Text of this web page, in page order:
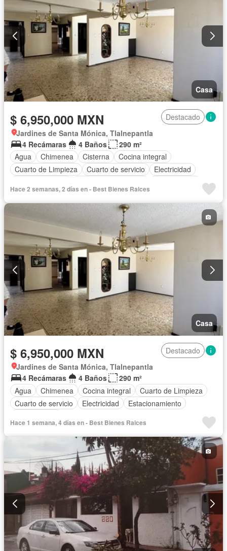
Casa
$ 6,950,000 MXN
Destacado
Jardines de Santa Mónica, Tlalnepantla
4 Recámaras
4 Baños
290 m²
Agua
Chimenea Cisterna
Cocina integral
Cuarto de Limpieza
Cuarto de servicio
Electricidad
Hace 2 semanas, 2 días en - Best Bienes Raices
Casa
$ 6,950,000 MXN
Destacado
Jardines de Santa Mónica, Tlalnepantla
4 Recámaras
4 Baños
290 m²
Agua
Chimenea Cocina integral
Cuarto de Limpieza
Cuarto de servicio
Electricidad
Estacionamiento
Hace 1 semana, 4 días en - Best Bienes Raices